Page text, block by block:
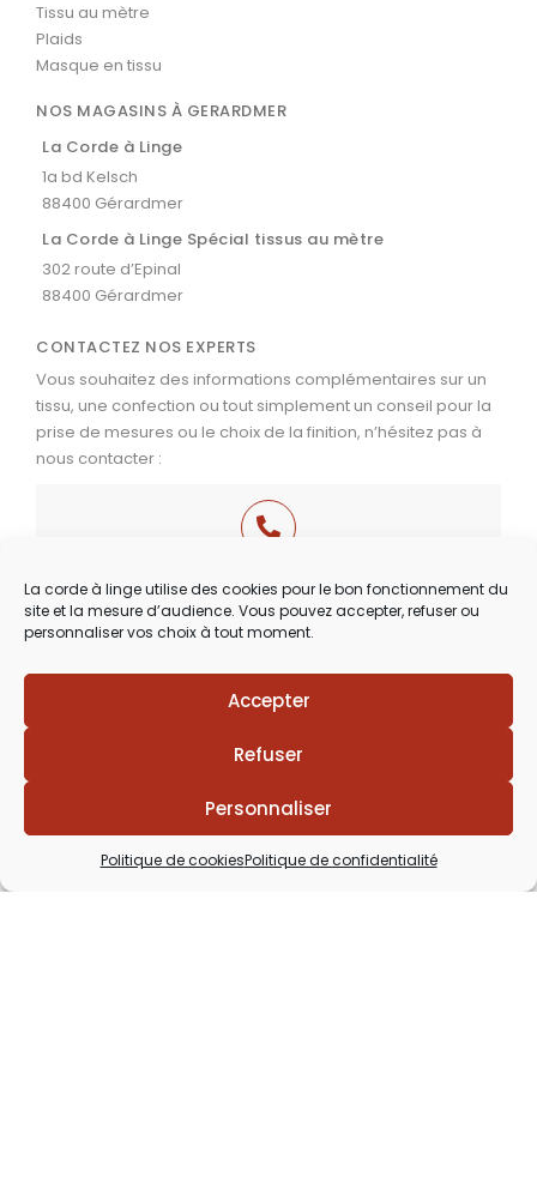
La corde à linge utilise des cookies pour le bon fonctionnement du
site et la mesure d’audience. Vous pouvez accepter, refuser ou
personnaliser vos choix à tout moment.
Accepter
Refuser
Personnaliser
Politique de cookiesPolitique de confidentialité
Tissu au mètre
Plaids
Masque en tissu
NOS MAGASINS À GERARDMER
La Corde à Linge
1a bd Kelsch
88400 Gérardmer
La Corde à Linge Spécial tissus au mètre
302 route d’Epinal
88400 Gérardmer
CONTACTEZ NOS EXPERTS
Vous souhaitez des informations complémentaires sur un
tissu, une confection ou tout simplement un conseil pour la
prise de mesures ou le choix de la finition, n’hésitez pas à
nous contacter :
03 29 60 49 17
Du Mardi au Samedi